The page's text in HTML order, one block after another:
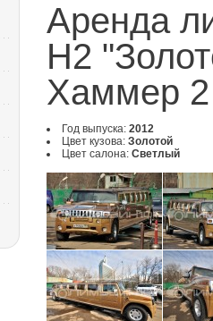
Аренда
H2
Хаммер 2
Год выпуска: 2012
Цвет кузова: Золотой
Цвет салона: Светлый